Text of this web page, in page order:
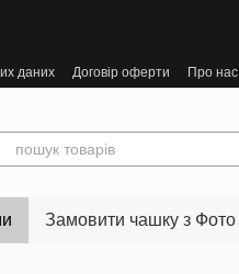
даних Договір оферти Про нас
Замовити чашку з Фото